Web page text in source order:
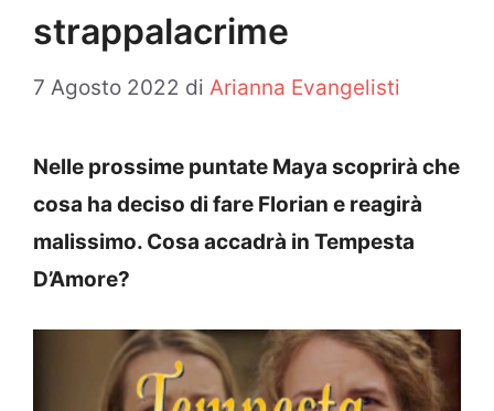
strappalacrime
7 Agosto 2022 di Arianna Evangelisti
Nelle prossime puntate Maya scoprirà che
cosa ha deciso di fare Florian e reagirà
malissimo. Cosa accadrà in Tempesta
D’Amore?